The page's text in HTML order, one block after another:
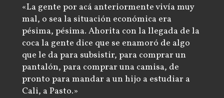
«La gente por acá anteriormente vivía muy
mal, o sea la situación económica era
pésima, pésima. Ahorita con la llegada de la
coca la gente dice que se enamoró de algo
que le da para subsistir, para comprar un
pantalón, para comprar una camisa, de
pronto para mandar a un hijo a estudiar a
Cali, a Pasto.»